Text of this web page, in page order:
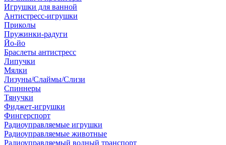
Игрушки для ванной
Антистресс-игрушки
Приколы
Пружинки-радуги
Йо-йо
Браслеты антистресс
Липучки
Мялки
Лизуны/Слаймы/Слизи
Спиннеры
Тянучки
Фиджет-игрушки
Фингерспорт
Радиоуправляемые игрушки
Радиоуправляемые животные
Радиоуправляемый водный транспорт